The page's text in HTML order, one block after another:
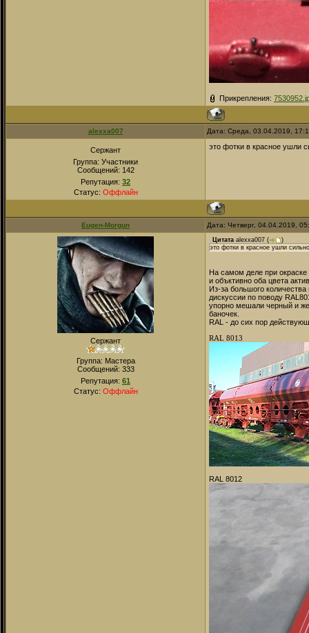
Прикрепления:
alexxa007 Дата: Среда, 03.04.2019,
Сержант
Группа: Участники
Сообщений: 142
Репутация: 32
Статус: Оффлайн
это фотки в красное ушли
Eugen-Morgun Дата: Четверг, 04.04.2019,
Сержант
Группа: Мастера
Сообщений: 333
Репутация: 61
Статус: Оффлайн
Цитата alexxa007 (
)
это фотки в красное ушли
На самом деле при окраске
и объктивно оба цвета
Из-за большого
дискуссии по поводу
упорно мешали черный и
баночек.
RAL - до сих пор
RAL 8013
RAL 8012